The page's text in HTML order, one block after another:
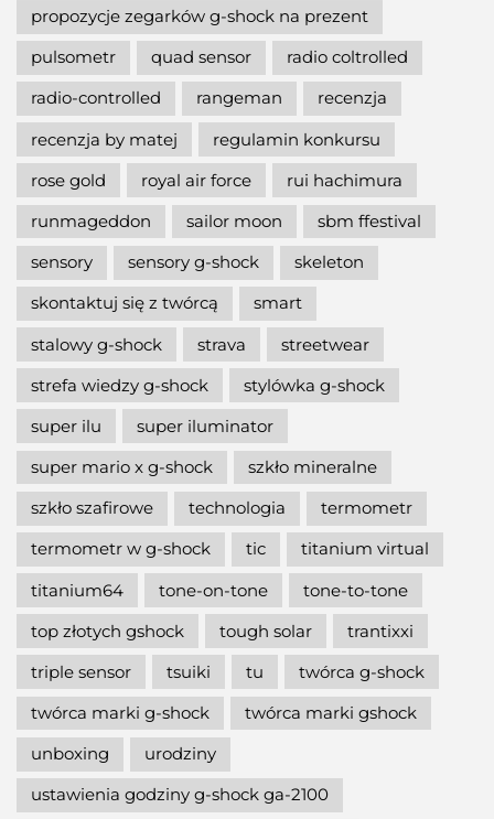
propozycje zegarków g-shock na prezent
pulsometr
quad sensor
radio coltrolled
radio-controlled
rangeman
recenzja
recenzja by matej
regulamin konkursu
rose gold
royal air force
rui hachimura
runmageddon
sailor moon
sbm ffestival
sensory
sensory g-shock
skeleton
skontaktuj się z twórcą
smart
stalowy g-shock
strava
streetwear
strefa wiedzy g-shock
stylówka g-shock
super ilu
super iluminator
super mario x g-shock
szkło mineralne
szkło szafirowe
technologia
termometr
termometr w g-shock
tic
titanium virtual
titanium64
tone-on-tone
tone-to-tone
top złotych gshock
tough solar
trantixxi
triple sensor
tsuiki tu
twórca g-shock
twórca marki g-shock
twórca marki gshock
unboxing
urodziny
ustawienia godziny g-shock ga-2100